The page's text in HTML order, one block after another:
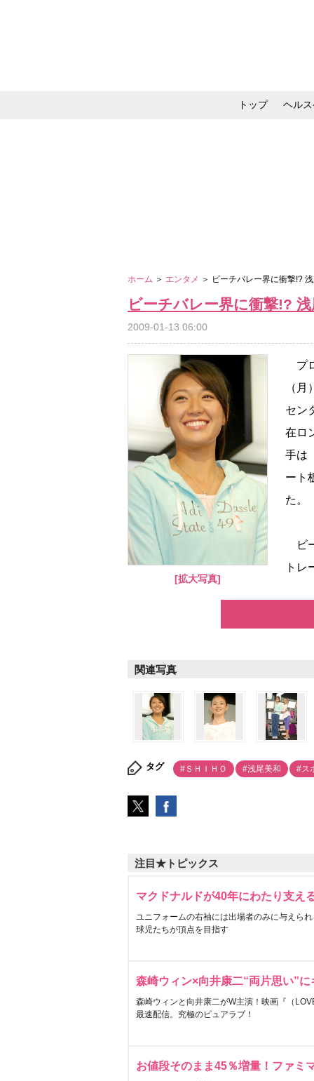
トップ ヘル
ホーム ＞ エンタメ ＞ ビーチバレー界に衝撃!?
ビーチバレー界に衝撃!?
2009-01-13 06:00
[拡大写真]
プ
（
セン
在ロ
手は
ート
た。
ビ
トレ
関連写真
タグ #ＳＨＩＨＯ #浅尾美和 #ス
注目★トピックス
マクドナルドが40年にわたり支え
ユニフォームの右袖には出場者のみに与えら
球児たちが頂点を目指す
森崎ウィン×向井康二“両片思い”
森崎ウィンと向井康二がW主演！映画『（
最速配信。究極のピュアラブ！
お値段そのまま45％増量！ファミ